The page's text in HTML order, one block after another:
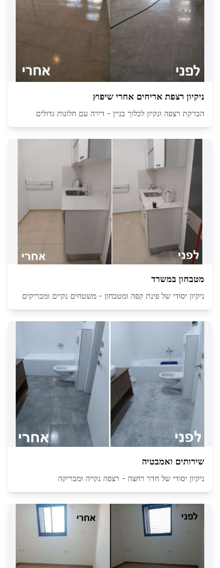
ניקיון רצפת אריחים אחרי שיפוץ
הברקת רצפה ונקיון לכלוך בניין - דירה עם חלונות גדולים
מטבחון במשרד
ניקיון יסודי של פינת קפה ומטבחון - משטחים נקיים ומבריקים
שירותים ואמבטיה
ניקיון יסודי של חדר רחצה - רצפה נקייה ומבריקה